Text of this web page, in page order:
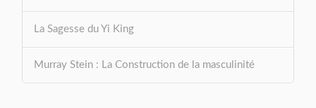
La Sagesse du Yi King
Murray Stein : La Construction de la masculinité